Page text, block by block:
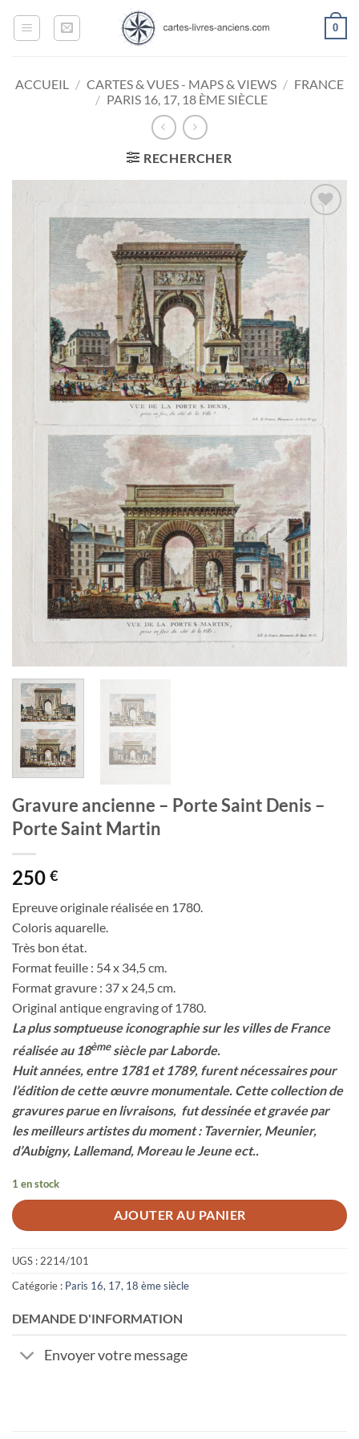
0
ACCUEIL / CARTES & VUES - MAPS & VIEWS / FRANCE
/ PARIS 16, 17, 18 ÈME SIÈCLE
RECHERCHER
Ajouter
wishlist
Gravure ancienne – Porte Saint Denis –
Porte Saint Martin
250 €
Epreuve originale réalisée en 1780.
Coloris aquarelle.
Très bon état.
Format feuille : 54 x 34,5 cm.
Format gravure : 37 x 24,5 cm.
Original antique engraving of 1780.
La plus somptueuse iconographie sur les villes de France
réalisée au 18èmesiècle par Laborde.
Huit années, entre 1781 et 1789, furent nécessaires pour
l’édition de cette œuvre monumentale. Cette collection de
gravures parue en livraisons, fut dessinée et gravée par
les meilleurs artistes du moment : Tavernier, Meunier,
d’Aubigny, Lallemand, Moreau le Jeune ect..
1 en stock
AJOUTER AU PANIER
UGS : 2214/101
Catégorie : Paris 16, 17, 18 ème siècle
DEMANDE D'INFORMATION
Envoyer votre message